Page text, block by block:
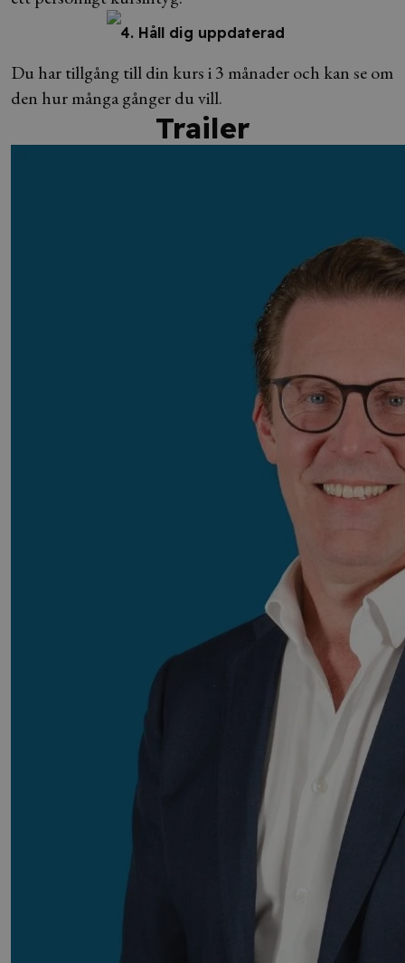
4. Håll dig uppdaterad
Du har tillgång till din kurs i 3 månader och kan se om
den hur många gånger du vill.
Trailer